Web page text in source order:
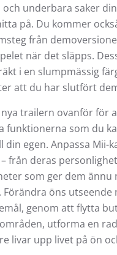
och underbara saker
på. Du kommer
från
när det släpps.
i en slumpmässig
att du har slutfört
nya trailern ovanförför
funktionerna som du
din egen. Anpassa Mii-
från deras
som ger dem ännu
öns utseende
genom att flytta
utforma en
livar upp livet på ön